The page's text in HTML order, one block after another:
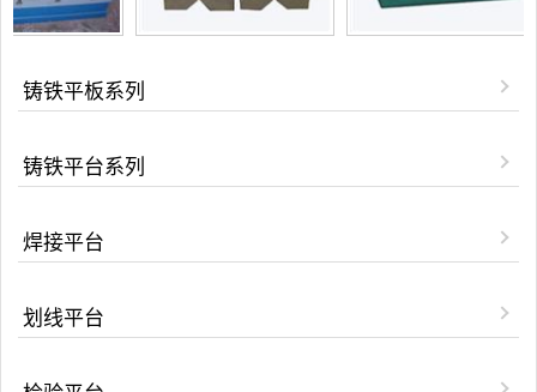
铸铁平板系列
铸铁平台系列
焊接平台
划线平台